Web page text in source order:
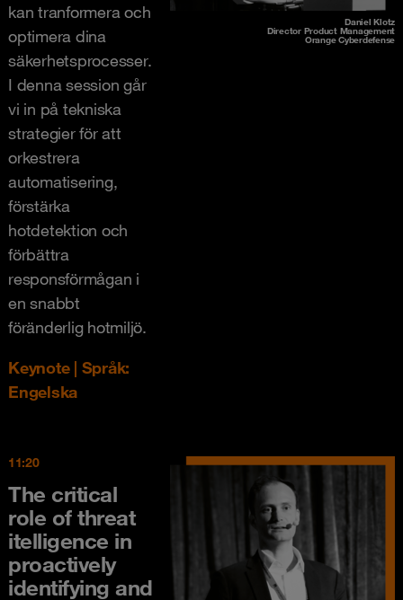
Daniel Klotz
Director Product Management
Orange Cyberdefense
kan tranformera och
optimera dina
säkerhetsprocesser.
I denna session går
vi in på tekniska
strategier för att
orkestrera
automatisering,
förstärka
hotdetektion och
förbättra
responsförmågan i
en snabbt
föränderlig hotmiljö.
Keynote | Språk:
Engelska
11:20
The critical
role of threat
itelligence in
proactively
identifying and